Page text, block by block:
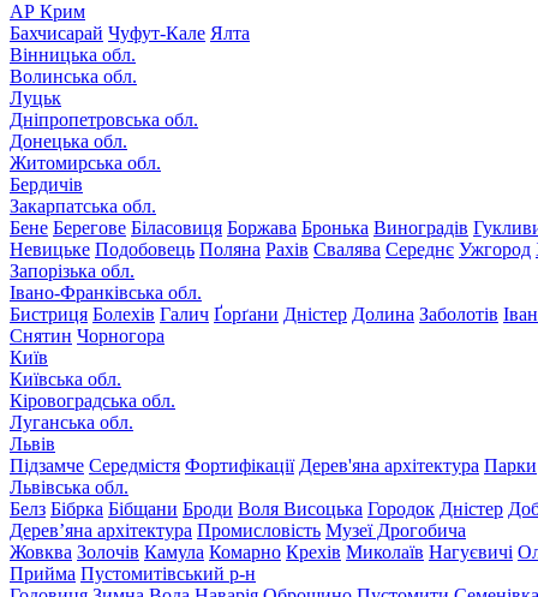
АР Крим
Бахчисарай Чуфут-Кале Ялта
Вінницька обл.
Волинська обл.
Луцьк
Дніпропетровська обл.
Донецька обл.
Житомирська обл.
Бердичів
Закарпатська обл.
Бене Берегове Біласовиця Боржава Бронька Виноградів
Невицьке Подобовець Поляна Рахів Свалява Середнє Ужгород
Запорізька обл.
Івано-Франківська обл.
Бистриця Болехів Галич Ґорґани Дністер Долина Заболотів
Снятин Чорногора
Київ
Київська обл.
Кіровоградська обл.
Луганська обл.
Львів
Підзамче Середмістя Фортифікації Дерев'яна архітектура Парки
Львівська обл.
Белз Бібрка Бібщани Броди Воля Висоцька Городок Дністер
Дерев’яна архітектура Промисловість Музеї Дрогобича
Жовква Золочів Камула Комарно Крехів Миколаїв Нагуєвичі
Прийма Пустомитівський р-н